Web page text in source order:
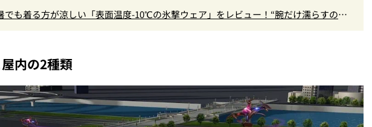
でも着る方が涼しい「表面温度-10℃の氷撃ウェア」をレビュー！“腕だけ濡らすのが
内の2種類